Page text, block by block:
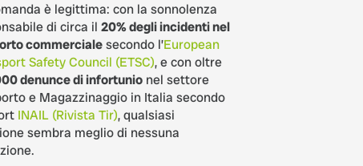
è legittima: con la sonnolenza
di circa il 20% degli incidenti nel
commercialesecondo l’European
Safety Council (ETSC), e con oltre
denunce di infortunionel settore
e Magazzinaggio in Italia secondo
INAIL (Rivista Tir), qualsiasi
sembra meglio di nessuna